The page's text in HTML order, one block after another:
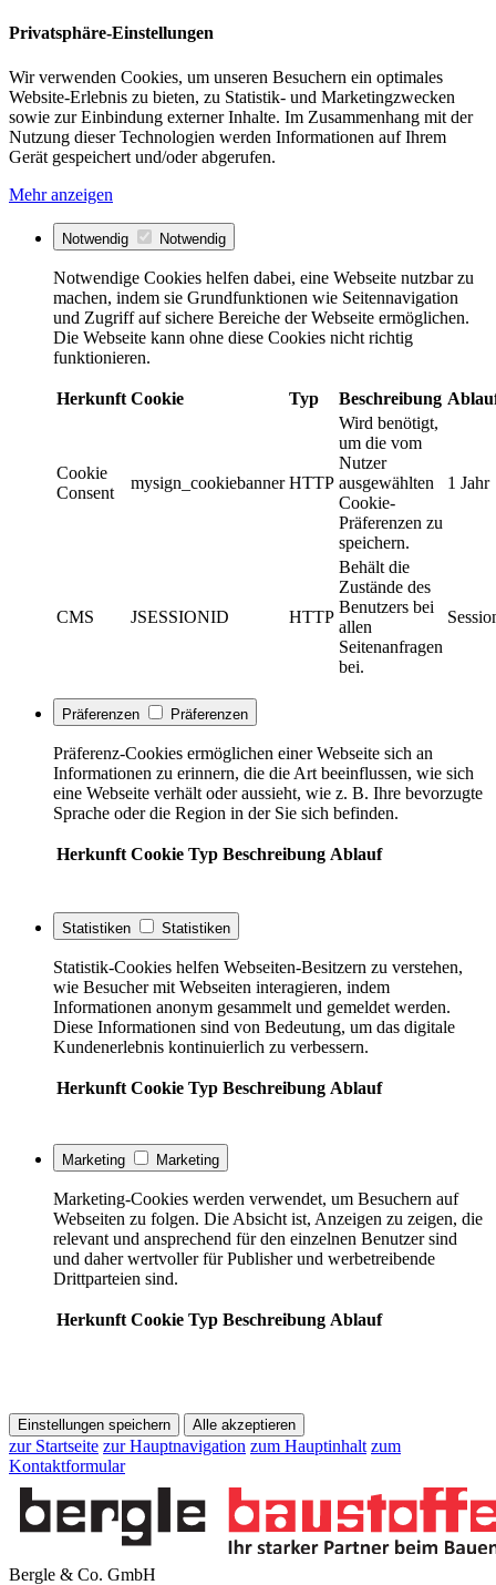
Privatsphäre-Einstellungen
Wir verwenden Cookies, um unseren Besuchern ein optimales
Website-Erlebnis zu bieten, zu Statistik- und Marketingzwecken
sowie zur Einbindung externer Inhalte. Im Zusammenhang mit der
Nutzung dieser Technologien werden Informationen auf Ihrem
Gerät gespeichert und/oder abgerufen.
Mehr anzeigen
Notwendig Notwendig
Notwendige Cookies helfen dabei, eine Webseite nutzbar zu
machen, indem sie Grundfunktionen wie Seitennavigation
und Zugriff auf sichere Bereiche der Webseite ermöglichen.
Die Webseite kann ohne diese Cookies nicht richtig
funktionieren.
Herkunft Cookie Typ Beschreibung
Cookie
Consent
mysign_cookiebanner HTTP
Wird benötigt,
um die vom
Nutzer
ausgewählten
Cookie-
Präferenzen zu
speichern.
1 Jahr
CMS JSESSIONID HTTP
Behält die
Zustände des
Benutzers bei
allen
Seitenanfragen
bei.
Präferenzen Präferenzen
Präferenz-Cookies ermöglichen einer Webseite sich an
Informationen zu erinnern, die die Art beeinflussen, wie sich
eine Webseite verhält oder aussieht, wie z. B. Ihre bevorzugte
Sprache oder die Region in der Sie sich befinden.
Herkunft Cookie Typ Beschreibung Ablauf
Statistiken Statistiken
Statistik-Cookies helfen Webseiten-Besitzern zu verstehen,
wie Besucher mit Webseiten interagieren, indem
Informationen anonym gesammelt und gemeldet werden.
Diese Informationen sind von Bedeutung, um das digitale
Kundenerlebnis kontinuierlich zu verbessern.
Herkunft Cookie Typ Beschreibung Ablauf
Marketing Marketing
Marketing-Cookies werden verwendet, um Besuchern auf
Webseiten zu folgen. Die Absicht ist, Anzeigen zu zeigen, die
relevant und ansprechend für den einzelnen Benutzer sind
und daher wertvoller für Publisher und werbetreibende
Drittparteien sind.
Herkunft Cookie Typ Beschreibung Ablauf
Einstellungen speichern Alle akzeptieren
zur Startseite zur Hauptnavigation zum Hauptinhalt zum
Kontaktformular
Bergle & Co. GmbH